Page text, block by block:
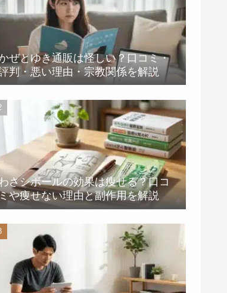
況をレポートしレビュー
リビングに導入してみた第一
印象
フローリングとラグでの滑り
やすさを検証
日常生活でのリアルな使い心
地
へたりや耐久性は？洗濯できる
種類かどうかも解説
ウレタンフォームのへたりに
ついて
洗えるカバーがもたらす長期
本体（中材）のお手入れに関
する注意点
カインズどこでも背もたれクッシ
ョン滑る対策と口コミ
ぜとゆき通販は怪しい？口コミ・
判・悪い理由・宗教関係を解説
さシボールの効果は痩せる？口コ
ミや痩せない理由と副作用を解説